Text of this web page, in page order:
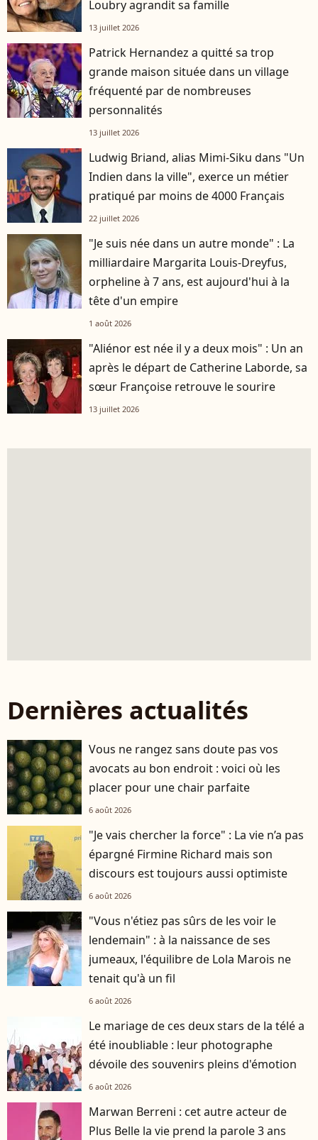
Loubry agrandit sa famille
13 juillet 2026
Patrick Hernandez a quitté sa trop
grande maison située dans un village
fréquenté par de nombreuses
personnalités
13 juillet 2026
Ludwig Briand, alias Mimi-Siku dans "Un
Indien dans la ville", exerce un métier
pratiqué par moins de 4000 Français
22 juillet 2026
"Je suis née dans un autre monde" : La
milliardaire Margarita Louis-Dreyfus,
orpheline à 7 ans, est aujourd'hui à la
tête d'un empire
1 août 2026
"Aliénor est née il y a deux mois" : Un an
après le départ de Catherine Laborde, sa
sœur Françoise retrouve le sourire
13 juillet 2026
Dernières actualités
Vous ne rangez sans doute pas vos
avocats au bon endroit : voici où les
placer pour une chair parfaite
6 août 2026
"Je vais chercher la force" : La vie n’a pas
épargné Firmine Richard mais son
discours est toujours aussi optimiste
6 août 2026
"Vous n'étiez pas sûrs de les voir le
lendemain" : à la naissance de ses
jumeaux, l'équilibre de Lola Marois ne
tenait qu'à un fil
6 août 2026
Le mariage de ces deux stars de la télé a
été inoubliable : leur photographe
dévoile des souvenirs pleins d'émotion
6 août 2026
Marwan Berreni : cet autre acteur de
Plus Belle la vie prend la parole 3 ans